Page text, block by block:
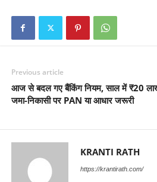
Previous article
आज से बदल गए बैंकिंग नियम, साल में ₹20
जमा-निकासी पर PAN या आधार जरूरी
KRANTI RATH
https://krantirath.com/